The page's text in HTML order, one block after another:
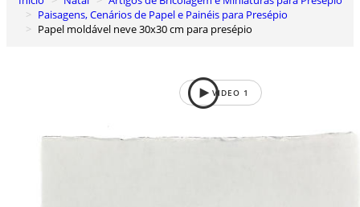
Carrinho de Compras
Paisagens, Cenários de Papel e Painéis para Presépio
Papel moldável neve 30x30 cm para presépio
VIDEO 1